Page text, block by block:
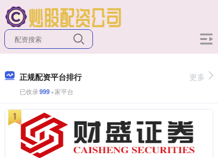
正规配资平台排行
已收录999+家平台
更多